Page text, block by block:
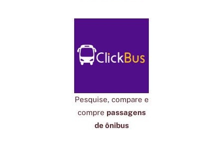
Pesquise, compare e
compre passagens
de ônibus